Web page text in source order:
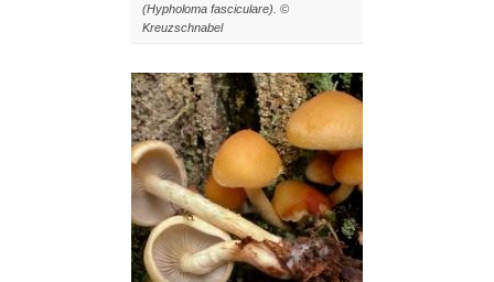
(Hypholoma fasciculare). ©
Kreuzschnabel